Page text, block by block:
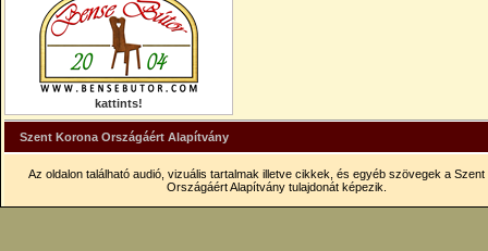
kattints!
Szent Korona Országáért Alapítvány
Az oldalon található audió, vizuális tartalmak illetve cikkek, és egyéb szövegek a Szent
Országáért Alapítvány tulajdonát képezik.